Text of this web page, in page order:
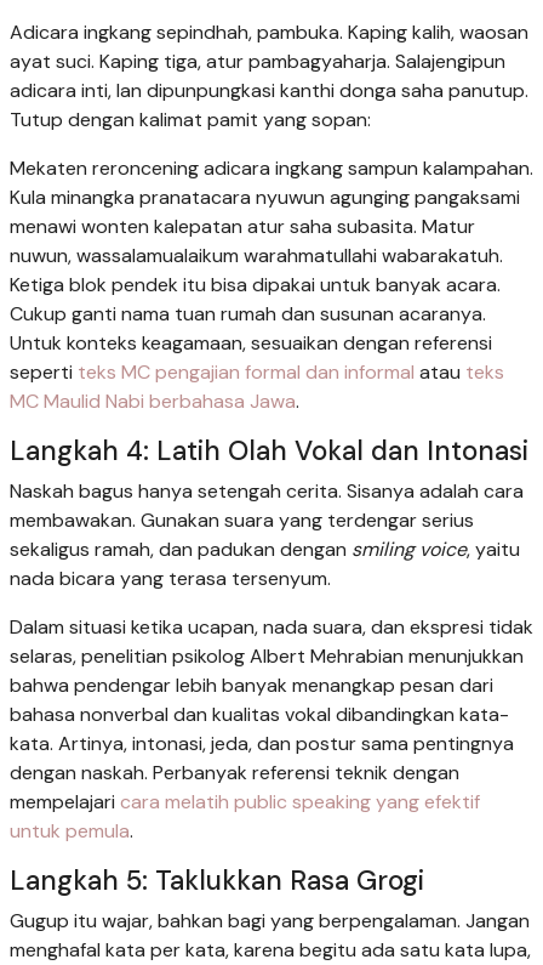
Adicara ingkang sepindhah, pambuka. Kaping kalih, waosan
ayat suci. Kaping tiga, atur pambagyaharja. Salajengipun
adicara inti, lan dipunpungkasi kanthi donga saha panutup.
Tutup dengan kalimat pamit yang sopan:
Mekaten reroncening adicara ingkang sampun kalampahan.
Kula minangka pranatacara nyuwun agunging pangaksami
menawi wonten kalepatan atur saha subasita. Matur
nuwun, wassalamualaikum warahmatullahi wabarakatuh.
Ketiga blok pendek itu bisa dipakai untuk banyak acara.
Cukup ganti nama tuan rumah dan susunan acaranya.
Untuk konteks keagamaan, sesuaikan dengan referensi
seperti teks MC pengajian formal dan informal atau teks
MC Maulid Nabi berbahasa Jawa.
Langkah 4: Latih Olah Vokal dan Intonasi
Naskah bagus hanya setengah cerita. Sisanya adalah cara
membawakan. Gunakan suara yang terdengar serius
sekaligus ramah, dan padukan dengan smiling voice, yaitu
nada bicara yang terasa tersenyum.
Dalam situasi ketika ucapan, nada suara, dan ekspresi tidak
selaras, penelitian psikolog Albert Mehrabian menunjukkan
bahwa pendengar lebih banyak menangkap pesan dari
bahasa nonverbal dan kualitas vokal dibandingkan kata-
kata. Artinya, intonasi, jeda, dan postur sama pentingnya
dengan naskah. Perbanyak referensi teknik dengan
mempelajari cara melatih public speaking yang efektif
untuk pemula.
Langkah 5: Taklukkan Rasa Grogi
Gugup itu wajar, bahkan bagi yang berpengalaman. Jangan
menghafal kata per kata, karena begitu ada satu kata lupa,